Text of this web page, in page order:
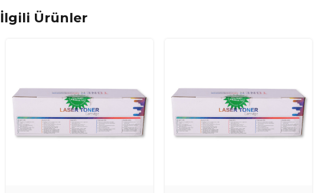
İlgili Ürünler